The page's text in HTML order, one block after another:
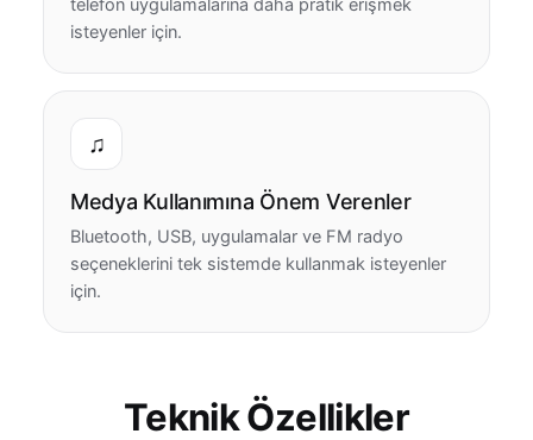
telefon uygulamalarına daha pratik erişmek
isteyenler için.
♫
Medya Kullanımına Önem Verenler
Bluetooth, USB, uygulamalar ve FM radyo
seçeneklerini tek sistemde kullanmak isteyenler
için.
Teknik Özellikler